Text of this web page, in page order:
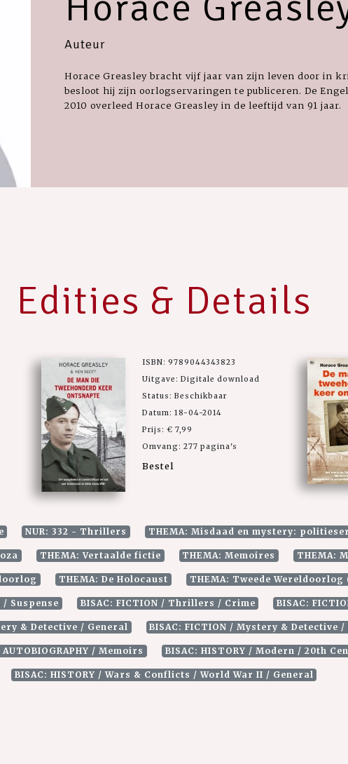
Auteur
Horace Greasley bracht vijf jaar van zijn leven door in
besloot hij zijn oorlogservaringen te publiceren. De
2010 overleed Horace Greasley in de leeftijd van 91 jaar.
Edities & Details
ISBN: 9789044343823
Uitgave: Digitale download
Status: Beschikbaar
Datum: 18-04-2014
Prijs: € 7,99
Omvang: 277 pagina's
Bestel
NUR: 332 - Thrillers THEMA: Misdaad en mystery:
THEMA: Vertaalde fictie THEMA: Memoires THEMA:
THEMA: De Holocaust THEMA: Tweede Wereldoorlog
Suspense BISAC: FICTION / Thrillers / Crime BISAC:
& Detective / General BISAC: FICTION / Mystery & Detective
AUTOBIOGRAPHY / Memoirs BISAC: HISTORY / Modern / 20th
BISAC: HISTORY / Wars & Conflicts / World War II / General